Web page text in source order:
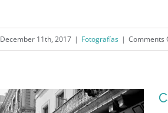
Finca de tabaco en
December 11th, 2017 | Fotografías | Comments